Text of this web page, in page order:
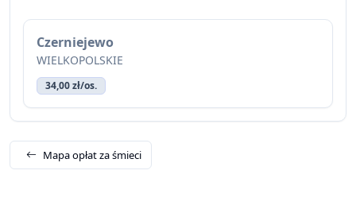
Czerniejewo
WIELKOPOLSKIE
34,00 zł/os.
Mapa opłat za śmieci